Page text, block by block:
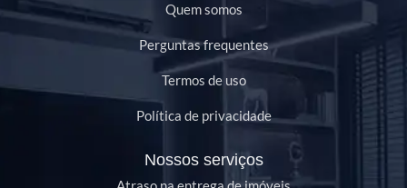
Quem somos
Perguntas frequentes
Termos de uso
Política de privacidade
Nossos serviços